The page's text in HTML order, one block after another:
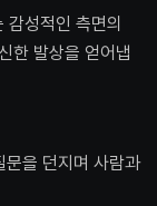
성적인 측면의
한 발상을 얻어냅
문을 던지며 사람과